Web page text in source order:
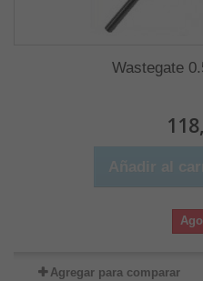
Wastegate
Agregar para comparar